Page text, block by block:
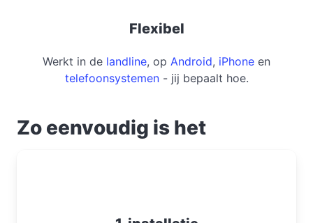
Flexibel
Werkt in de landline, op Android, iPhone en
telefoonsystemen- jij bepaalt hoe.
Zo eenvoudig is het